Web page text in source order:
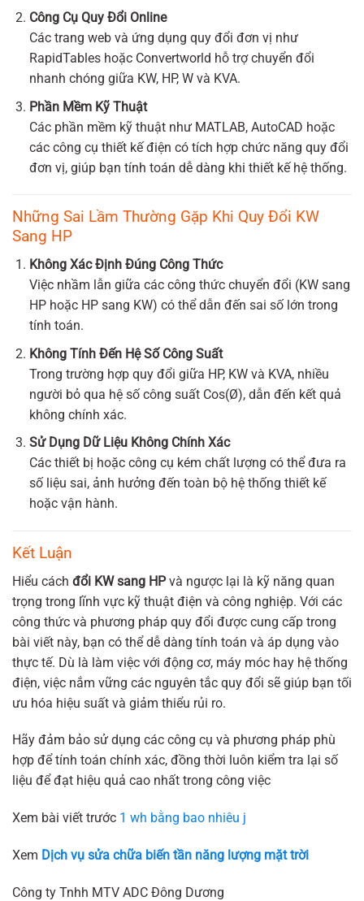
Công Cụ Quy Đổi Online
Các trang web và ứng dụng quy đổi đơn vị như
RapidTables hoặc Convertworld hỗ trợ chuyển đổi
nhanh chóng giữa KW, HP, W và KVA.
Phần Mềm Kỹ Thuật
Các phần mềm kỹ thuật như MATLAB, AutoCAD hoặc
các công cụ thiết kế điện có tích hợp chức năng quy đổi
đơn vị, giúp bạn tính toán dễ dàng khi thiết kế hệ thống.
Những Sai Lầm Thường Gặp Khi Quy Đổi KW
Sang HP
Không Xác Định Đúng Công Thức
Việc nhầm lẫn giữa các công thức chuyển đổi (KW sang
HP hoặc HP sang KW) có thể dẫn đến sai số lớn trong
tính toán.
Không Tính Đến Hệ Số Công Suất
Trong trường hợp quy đổi giữa HP, KW và KVA, nhiều
người bỏ qua hệ số công suất Cos(Ø), dẫn đến kết quả
không chính xác.
Sử Dụng Dữ Liệu Không Chính Xác
Các thiết bị hoặc công cụ kém chất lượng có thể đưa ra
số liệu sai, ảnh hưởng đến toàn bộ hệ thống thiết kế
hoặc vận hành.
Kết Luận
Hiểu cách đổi KW sang HPvà ngược lại là kỹ năng quan
trọng trong lĩnh vực kỹ thuật điện và công nghiệp. Với các
công thức và phương pháp quy đổi được cung cấp trong
bài viết này, bạn có thể dễ dàng tính toán và áp dụng vào
thực tế. Dù là làm việc với động cơ, máy móc hay hệ thống
điện, việc nắm vững các nguyên tắc quy đổi sẽ giúp bạn tối
ưu hóa hiệu suất và giảm thiểu rủi ro.
Hãy đảm bảo sử dụng các công cụ và phương pháp phù
hợp để tính toán chính xác, đồng thời luôn kiểm tra lại số
liệu để đạt hiệu quả cao nhất trong công việc
Xem bài viết trước 1 wh bằng bao nhiêu j
Xem Dịch vụ sửa chữa biến tần năng lượng mặt trời
Công ty Tnhh MTV ADC Đông Dương